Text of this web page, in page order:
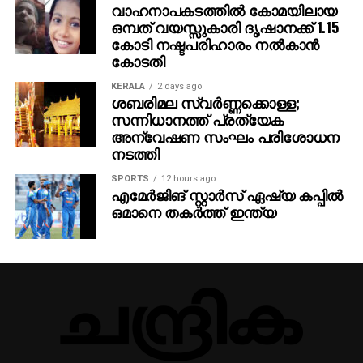
സഹായിക്കാനാണ്. അതിനിടെയാണ് എസ് ഐ ആര്‍
മറയാക്കി സിപിഎം കള്ളവോട്ട് ചേര്‍ക്കലും, വോട്ടു
നിഷേധിക്കലും നടത്തുന്നത്. ബിജെപിയെപ്പോലെ
സിപിഎമ്മിന്റെ കപട മതേതരവാദവും ജനാധിപത്യ
സംവിധാനത്തിന് ശാപമാണ്. രാഷ്ട്രീപക്ഷപാത
നിലപാടിന്റെ പേരില്‍ സിപിഎമ്മിന്റെ ഭീഷണിയാണ്
പയ്യന്നൂരില്‍ ബിഎല്‍ഒയുടെ ആത്മഹത്യയ്ക്ക്
കാരണമെന്നും കെസി വേണുഗോപാല്‍ പറഞ്ഞു.
വാഹനാപകടത്തില്‍ കോമയിലായ
ഒമ്പത് വയസ്സുകാരി ദൃഷാനക്ക് 1.15
കോടി നഷ്ടപരിഹാരം നല്‍കാന്‍
കോടതി
KERALA 2 days ago
ശബരിമല സ്വര്‍ണ്ണക്കൊള്ള;
സന്നിധാനത്ത് പ്രത്യേക
അന്വേഷണ സംഘം പരിശോധന
നടത്തി
SPORTS 12 hours ago
എമേര്‍ജിങ് സ്റ്റാര്‍സ് ഏഷ്യ കപ്പില്‍
ഒമാനെ തകര്‍ത്ത് ഇന്ത്യ